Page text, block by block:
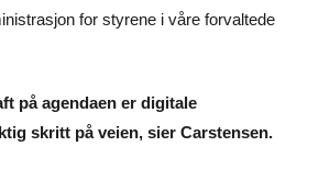
for styrene i våre forvaltede
på agendaen er digitale
skritt på veien, sier Carstensen.